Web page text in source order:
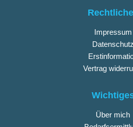
Impressum
Datenschutz
Vertrag
Über mich